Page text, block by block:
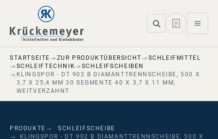
Skip to main navigation
Skip to main content
Skip to page footer
STARTSEITE ZUR PRODUKTÜBERSICHT
SCHLEIFMITTEL
SCHLEIFTECHNIK
SCHLEIFSCHEIBEN
KLINGSPOR - DT 902 B DIAMANTTRENNSCHEIBE, 500 X
3,7 X 25,4 MM 30 SEGMENTE 40 X 3,7 X 11 MM,
WEITVERZAHNT
PRODUKTE
SCHLEIFSCHEIBE
KLINGSPOR - DT 902 B DIAMANTTRENNSCHEIBE, 500 X